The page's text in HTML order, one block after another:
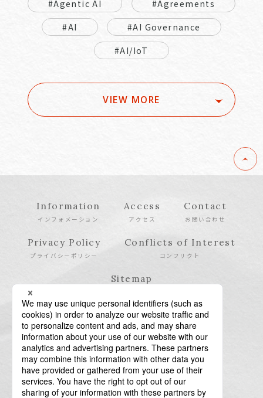
#Agentic AI
#Agreements
#AI
#AI Governance
#AI/IoT
VIEW MORE
Information
インフォメーション
Access
アクセス
Contact
お問い合わせ
Privacy Policy
プライバシーポリシー
Conflicts of Interest
コンフリクト
Sitemap